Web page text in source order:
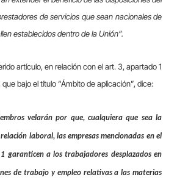
de servicios que sean nacionales de
establecidos dentro de la Unión”.
artículo, en relación con el art. 3, apartado 1
bajo el título “Ámbitode aplicación”, dice:
velarán por que, cualquiera que sea la
laboral, las empresas mencionadas en el
garanticen a los trabajadores desplazados en
de trabajo y empleo relativas a las materias